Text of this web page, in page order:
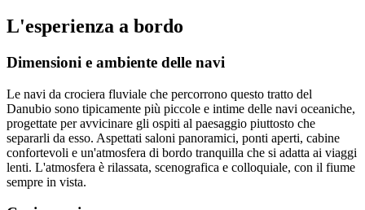
L'esperienza a bordo
Dimensioni e ambiente delle navi
Le navi da crociera fluviale che percorrono questo tratto del
Danubio sono tipicamente più piccole e intime delle navi oceaniche,
progettate per avvicinare gli ospiti al paesaggio piuttosto che
separarli da esso. Aspettati saloni panoramici, ponti aperti, cabine
confortevoli e un'atmosfera di bordo tranquilla che si adatta ai viaggi
lenti. L'atmosfera è rilassata, scenografica e colloquiale, con il fiume
sempre in vista.